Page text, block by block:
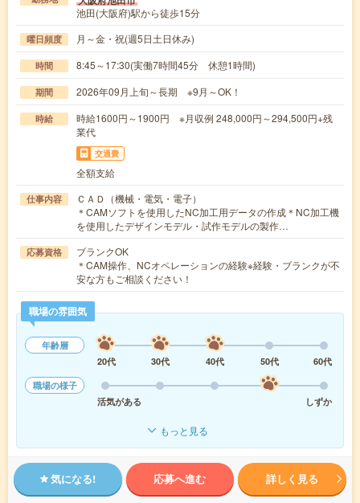
池田(大阪府)駅から徒歩15分
曜日頻度 月～金・祝(週5日土日休み)
時間 8:45～17:30(実働7時間45分 休憩1時間)
期間 2026年09月上旬～長期 ※9月～OK！
時給
時給1600円～1900円 ※月収例 248,000円～294,500円+残
業代
交通費
全額支給
仕事内容
ＣＡＤ（機械・電気・電子）
＊CAMソフトを使用したNC加工用データの作成＊NC加工機
を使用したデザインモデル・試作モデルの製作…
応募資格
ブランクOK
＊CAM操作、NCオペレーションの経験※経験・ブランクが不
安な方もご相談ください！
職場の雰囲気
年齢層
20代
30代 40代 50代
60代
職場の様子
活気がある
しずか
もっと見る
気になる! 応募へ進む 詳しく見る